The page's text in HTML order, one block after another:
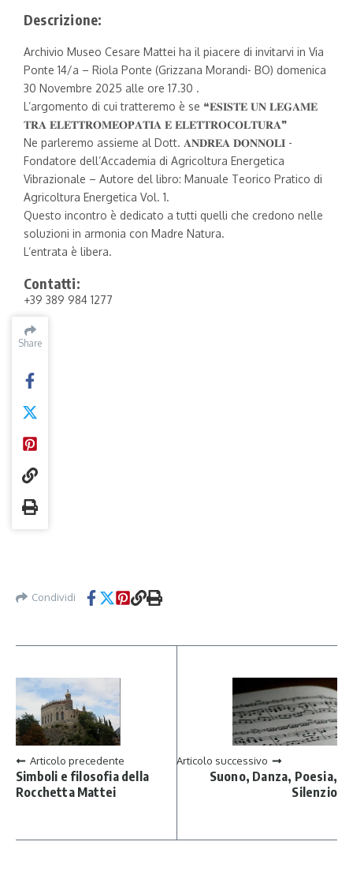
Share
Descrizione:
Archivio Museo Cesare Mattei ha il piacere di invitarvi in Via
Ponte 14/a – Riola Ponte (Grizzana Morandi- BO) domenica
30 Novembre 2025 alle ore 17.30 .
L’argomento di cui tratteremo è se ❝𝐄𝐒𝐈𝐒𝐓𝐄 𝐔𝐍 𝐋𝐄𝐆𝐀𝐌𝐄
𝐓𝐑𝐀 𝐄𝐋𝐄𝐓𝐓𝐑𝐎𝐌𝐄𝐎𝐏𝐀𝐓𝐈𝐀 𝐄 𝐄𝐋𝐄𝐓𝐓𝐑𝐎𝐂𝐎𝐋𝐓𝐔𝐑𝐀❞
Ne parleremo assieme al Dott. 𝐀𝐍𝐃𝐑𝐄𝐀 𝐃𝐎𝐍𝐍𝐎𝐋𝐈 -
Fondatore dell’Accademia di Agricoltura Energetica
Vibrazionale – Autore del libro: Manuale Teorico Pratico di
Agricoltura Energetica Vol. 1.
Questo incontro è dedicato a tutti quelli che credono nelle
soluzioni in armonia con Madre Natura.
L’entrata è libera.
Contatti:
+39 389 984 1277
Condividi
Articolo precedente
Simboli e filosofia della
Rocchetta Mattei
Articolo successivo
Suono, Danza, Poesia,
Silenzio
Share